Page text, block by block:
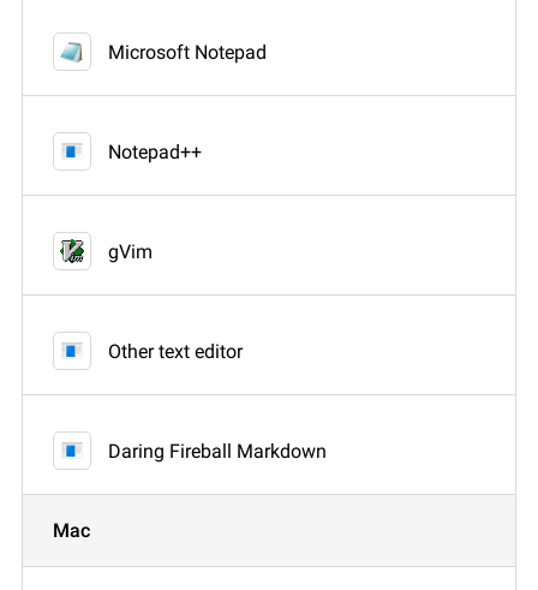
Microsoft Notepad
Notepad++
gVim
Other text editor
Daring Fireball Markdown
Mac